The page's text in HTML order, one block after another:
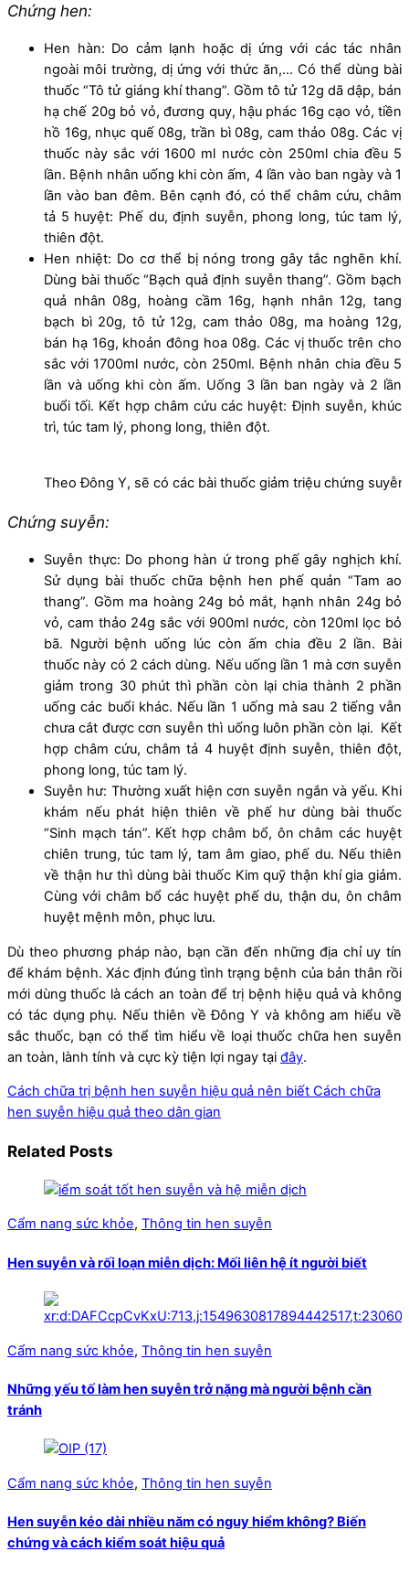
Chứng hen:
Hen hàn: Do cảm lạnh hoặc dị ứng với các tác nhân
ngoài môi trường, dị ứng với thức ăn,… Có thể dùng bài
thuốc “Tô tử giáng khí thang”. Gồm tô tử 12g dã dập, bán
hạ chế 20g bỏ vỏ, đương quy, hậu phác 16g cạo vỏ, tiền
hồ 16g, nhục quế 08g, trần bì 08g, cam thảo 08g. Các vị
thuốc này sắc với 1600 ml nước còn 250ml chia đều 5
lần. Bệnh nhân uống khi còn ấm, 4 lần vào ban ngày và 1
lần vào ban đêm. Bên cạnh đó, có thể châm cứu, châm
tả 5 huyệt: Phế du, định suyễn, phong long, túc tam lý,
thiên đột.
Hen nhiệt: Do cơ thể bị nóng trong gây tắc nghẽn khí.
Dùng bài thuốc “Bạch quả định suyễn thang”. Gồm bạch
quả nhân 08g, hoàng cầm 16g, hạnh nhân 12g, tang
bạch bì 20g, tô tử 12g, cam thảo 08g, ma hoàng 12g,
bán hạ 16g, khoản đông hoa 08g. Các vị thuốc trên cho
sắc với 1700ml nước, còn 250ml. Bệnh nhân chia đều 5
lần và uống khi còn ấm. Uống 3 lần ban ngày và 2 lần
buổi tối. Kết hợp châm cứu các huyệt: Định suyễn, khúc
trì, túc tam lý, phong long, thiên đột.
Theo Đông Y, sẽ có các bài thuốc giảm triệu chứng
Chứng suyễn:
Suyễn thực: Do phong hàn ứ trong phế gây nghịch khí.
Sử dụng bài thuốc chữa bệnh hen phế quản “Tam ao
thang”. Gồm ma hoàng 24g bỏ mắt, hạnh nhân 24g bỏ
vỏ, cam thảo 24g sắc với 900ml nước, còn 120ml lọc bỏ
bã. Người bệnh uống lúc còn ấm chia đều 2 lần. Bài
thuốc này có 2 cách dùng. Nếu uống lần 1 mà cơn suyễn
giảm trong 30 phút thì phần còn lại chia thành 2 phần
uống các buổi khác. Nếu lần 1 uống mà sau 2 tiếng vẫn
chưa cắt được cơn suyễn thì uống luôn phần còn lại. Kết
hợp châm cứu, châm tả 4 huyệt định suyễn, thiên đột,
phong long, túc tam lý.
Suyễn hư: Thường xuất hiện cơn suyễn ngắn và yếu. Khi
khám nếu phát hiện thiên về phế hư dùng bài thuốc
“Sinh mạch tán”. Kết hợp châm bổ, ôn châm các huyệt
chiên trung, túc tam lý, tam âm giao, phế du. Nếu thiên
về thận hư thì dùng bài thuốc Kim quỹ thận khí gia giảm.
Cùng với châm bổ các huyệt phế du, thận du, ôn châm
huyệt mệnh môn, phục lưu.
Dù theo phương pháp nào, bạn cần đến những địa chỉ uy tín
để khám bệnh. Xác định đúng tình trạng bệnh của bản thân rồi
mới dùng thuốc là cách an toàn để trị bệnh hiệu quả và không
có tác dụng phụ. Nếu thiên về Đông Y và không am hiểu về
sắc thuốc, bạn có thể tìm hiểu về loại thuốc chữa hen suyễn
an toàn, lành tính và cực kỳ tiện lợi ngay tại đây.
Cách chữa trị bệnh hen suyễn hiệu quả nên biết Cách chữa
hen suyễn hiệu quả theo dân gian
Related Posts
Cẩm nang sức khỏe, Thông tin hen suyễn
Hen suyễn và rối loạn miễn dịch: Mối liên hệ ít người biết
Cẩm nang sức khỏe, Thông tin hen suyễn
Những yếu tố làm hen suyễn trở nặng mà người bệnh cần
tránh
Cẩm nang sức khỏe, Thông tin hen suyễn
Hen suyễn kéo dài nhiều năm có nguy hiểm không? Biến
chứng và cách kiểm soát hiệu quả